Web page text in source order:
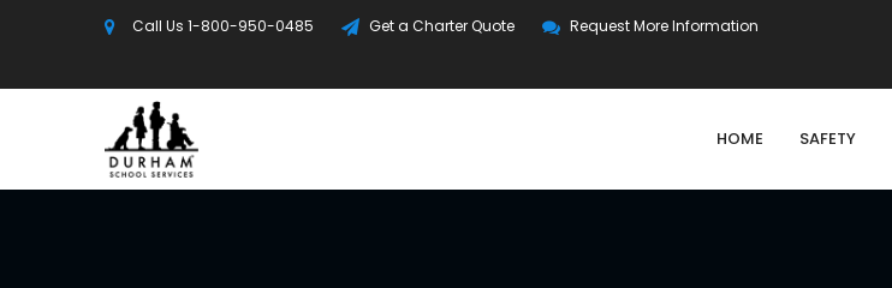
Call Us 1-800-950-0485 Get a Charter Quote Request More Information
HOME SAFETY